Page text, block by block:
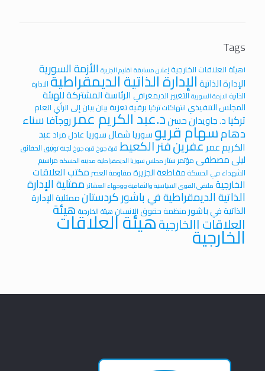
Tags
iهيئة العلاقات الخارجية إعلان مسابقة اقليم الجزيرة الأزمة السورية
الإدارة الذاتيةالإدارة الذاتية الديمقراطيةالادارة
الذاتية الازمة السوريةالتغيير الديمغرافي الرئاسة المشتركة للهيئة
المجلس التنفيذيانتهاكات تركيا برقية تعزيةبيان بيان إلى الرأي العام
تركياد. جاويدان حسند.عبد الكريم عمرروجآفاسناء
دهامسهام قريوسورياشمال سورياعادل مرادعبد
الكريم عمرعفرينفنر الكعيط قرة جوخ قره جوخ لجنة توثيق الحقائق
ليلى مصطفىمؤتمر ستار مجلس سوريا الديمقراطية مدينة الحسكة مراسيم
الشهداء في الحسكةمقاطعة الجزيرةمقاومة العصرمكتب العلاقات
الخارجية ملتقى القوى السياسية والثقافية ووجهاء العشائر ممثلية الإدارة
الذاتية الديمقراطية في باشور كردستانممثلية الإدارة
الذاتية في باشور منظمة حقوق الانسان هيئة الخارجية هيئة
العلاقات االخارجيةهيئة العلاقات الخارجية